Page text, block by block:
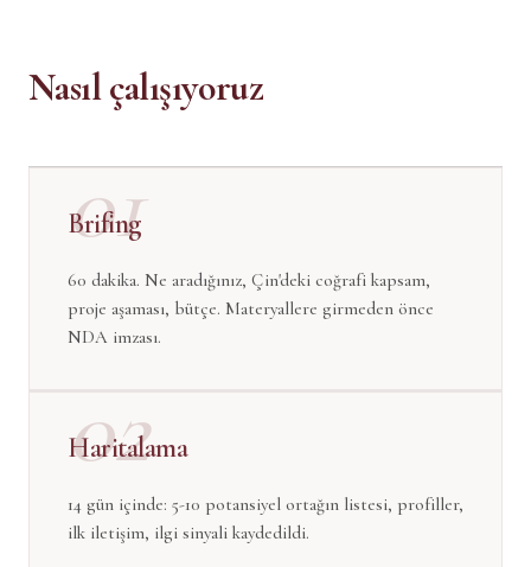
Nasıl çalışıyoruz
01
Brifing
60 dakika. Ne aradığınız, Çin'deki coğrafi kapsam,
proje aşaması, bütçe. Materyallere girmeden önce
NDA imzası.
02
Haritalama
14 gün içinde: 5-10 potansiyel ortağın listesi, profiller,
ilk iletişim, ilgi sinyali kaydedildi.